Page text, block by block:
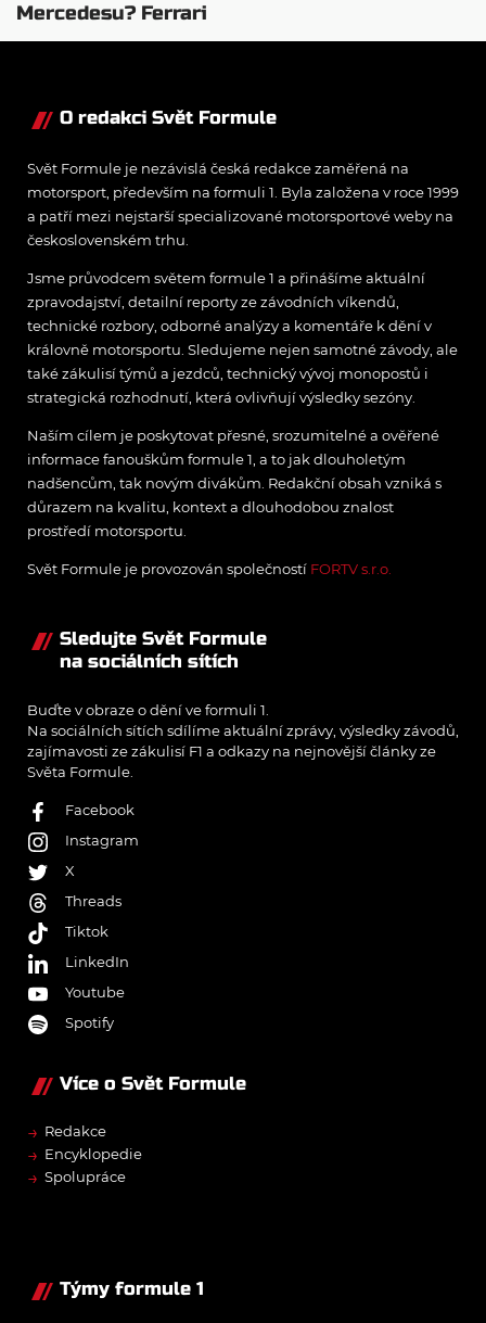
Mercedesu? Ferrari
se chystá vycenit
O redakci Svět Formule
Svět Formule je nezávislá česká redakce zaměřená na
motorsport, především na formuli 1. Byla založena v roce 1999
a patří mezi nejstarší specializované motorsportové weby na
československém trhu.
Jsme průvodcem světem formule 1 a přinášíme aktuální
zpravodajství, detailní reporty ze závodních víkendů,
technické rozbory, odborné analýzy a komentáře k dění v
královně motorsportu. Sledujeme nejen samotné závody, ale
také zákulisí týmů a jezdců, technický vývoj monopostů i
strategická rozhodnutí, která ovlivňují výsledky sezóny.
Naším cílem je poskytovat přesné, srozumitelné a ověřené
informace fanouškům formule 1, a to jak dlouholetým
nadšencům, tak novým divákům. Redakční obsah vzniká s
důrazem na kvalitu, kontext a dlouhodobou znalost
prostředí motorsportu.
Svět Formule je provozován společností FORTV s.r.o.
Sledujte Svět Formule
na sociálních sítích
Buďte v obraze o dění ve formuli 1.
Na sociálních sítích sdílíme aktuální zprávy, výsledky závodů,
zajímavosti ze zákulisí F1 a odkazy na nejnovější články ze
Světa Formule.
Facebook
Instagram
X
Threads
Tiktok
LinkedIn
Youtube
Spotify
Více o Svět Formule
→ Redakce
→ Encyklopedie
→ Spolupráce
Týmy formule 1